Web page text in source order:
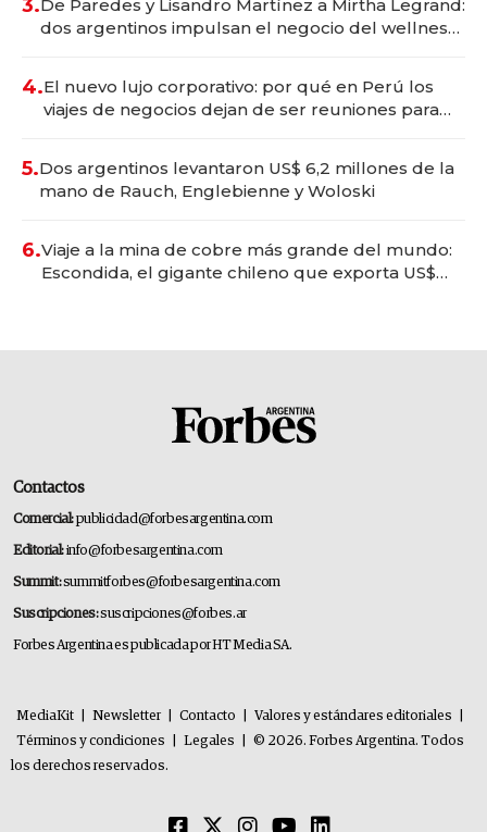
3.De Paredes y Lisandro Martínez a Mirtha Legrand:
dos argentinos impulsan el negocio del wellness
4.El nuevo lujo corporativo: por qué en Perú los
viajes de negocios dejan de ser reuniones para
5.Dos argentinos levantaron US$ 6,2 millones de la
mano de Rauch, Englebienne y Woloski
6.Viaje a la mina de cobre más grande del mundo:
Escondida, el gigante chileno que exporta US$
Contactos
Comercial:publicidad@forbesargentina.com
Editorial:info@forbesargentina.com
Summit:summitforbes@forbesargentina.com
Suscripciones:suscripciones@forbes.ar
Forbes Argentina es publicada por HT Media SA.
MediaKit Newsletter Contacto Valores y estándares editoriales
Términos y condiciones
Legales
© 2026. Forbes Argentina. Todos
los derechos reservados.